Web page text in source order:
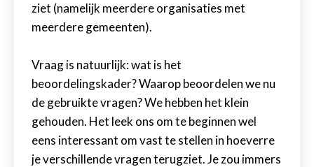
ziet (namelijk meerdere organisaties met
meerdere gemeenten).
Vraag is natuurlijk: wat is het
beoordelingskader? Waarop beoordelen we nu
de gebruikte vragen? We hebben het klein
gehouden. Het leek ons om te beginnen wel
eens interessant om vast te stellen in hoeverre
je verschillende vragen terugziet. Je zou immers